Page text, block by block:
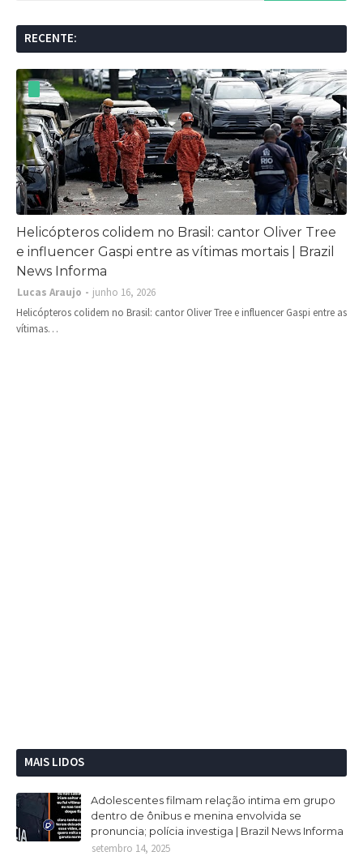
RECENTE:
Helicópteros colidem no Brasil: cantor Oliver Tree
e influencer Gaspi entre as vítimas mortais | Brazil
News Informa
Lucas Araujo
junho 16, 2026
Helicópteros colidem no Brasil: cantor Oliver Tree e influencer Gaspi entre as
vítimas…
MAIS LIDOS
Adolescentes filmam relação intima em grupo
dentro de ônibus e menina envolvida se
pronuncia; polícia investiga | Brazil News Informa
setembro 14, 2025